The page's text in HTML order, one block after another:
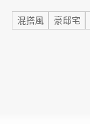
標籤
混搭風 豪邸宅